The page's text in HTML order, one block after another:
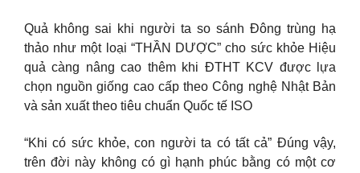
Quả không sai khi người ta so sánh Đông trùng hạ
thảo như một loại “THẦN DƯỢC” cho sức khỏe Hiệu
quả càng nâng cao thêm khi ĐTHT KCV được lựa
chọn nguồn giống cao cấp theo Công nghệ Nhật Bản
và sản xuất theo tiêu chuẩn Quốc tế ISO
“Khi có sức khỏe, con người ta có tất cả” Đúng vậy,
trên đời này không có gì hạnh phúc bằng có một cơ